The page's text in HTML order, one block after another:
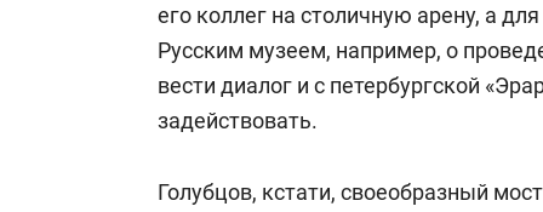
его коллег на столичную арену, а
Русским музеем, например, о
вести диалог и с петербургской
задействовать.
Голубцов, кстати, своеобразный